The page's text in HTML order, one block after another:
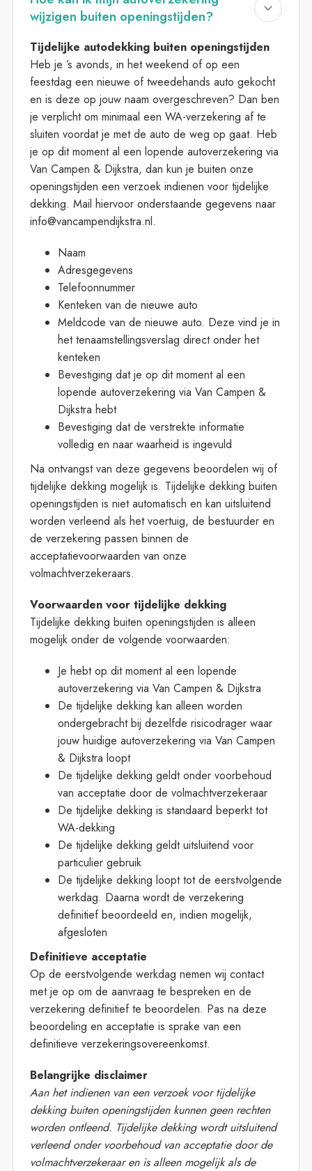
wijzigen buiten openingstijden?
Tijdelijke autodekking buiten openingstijden
Heb je ’s avonds, in het weekend of op een
feestdag een nieuwe of tweedehands auto gekocht
en is deze op jouw naam overgeschreven? Dan ben
je verplicht om minimaal een WA-verzekering af te
sluiten voordat je met de auto de weg op gaat. Heb
je op dit moment al een lopende autoverzekering via
Van Campen & Dijkstra, dan kun je buiten onze
openingstijden een verzoek indienen voor tijdelijke
dekking. Mail hiervoor onderstaande gegevens naar
info@vancampendijkstra.nl.
Naam
Adresgegevens
Telefoonnummer
Kenteken van de nieuwe auto
Meldcode van de nieuwe auto. Deze vind je in
het tenaamstellingsverslag direct onder het
kenteken
Bevestiging dat je op dit moment al een
lopende autoverzekering via Van Campen &
Dijkstra hebt
Bevestiging dat de verstrekte informatie
volledig en naar waarheid is ingevuld
Na ontvangst van deze gegevens beoordelen wij of
tijdelijke dekking mogelijk is. Tijdelijke dekking buiten
openingstijden is niet automatisch en kan uitsluitend
worden verleend als het voertuig, de bestuurder en
de verzekering passen binnen de
acceptatievoorwaarden van onze
volmachtverzekeraars.
Voorwaarden voor tijdelijke dekking
Tijdelijke dekking buiten openingstijden is alleen
mogelijk onder de volgende voorwaarden:
Je hebt op dit moment al een lopende
autoverzekering via Van Campen & Dijkstra
De tijdelijke dekking kan alleen worden
ondergebracht bij dezelfde risicodrager waar
jouw huidige autoverzekering via Van Campen
& Dijkstra loopt
De tijdelijke dekking geldt onder voorbehoud
van acceptatie door de volmachtverzekeraar
De tijdelijke dekking is standaard beperkt tot
WA-dekking
De tijdelijke dekking geldt uitsluitend voor
particulier gebruik
De tijdelijke dekking loopt tot de eerstvolgende
werkdag. Daarna wordt de verzekering
definitief beoordeeld en, indien mogelijk,
afgesloten
Definitieve acceptatie
Op de eerstvolgende werkdag nemen wij contact
met je op om de aanvraag te bespreken en de
verzekering definitief te beoordelen. Pas na deze
beoordeling en acceptatie is sprake van een
definitieve verzekeringsovereenkomst.
Belangrijke disclaimer
Aan het indienen van een verzoek voor tijdelijke
dekking buiten openingstijden kunnen geen rechten
worden ontleend. Tijdelijke dekking wordt uitsluitend
verleend onder voorbehoud van acceptatie door de
volmachtverzekeraar en is alleen mogelijk als de